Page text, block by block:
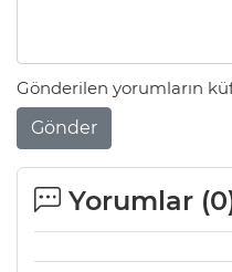
Gönderilen yorumların
Gönder
Yorumlar (0